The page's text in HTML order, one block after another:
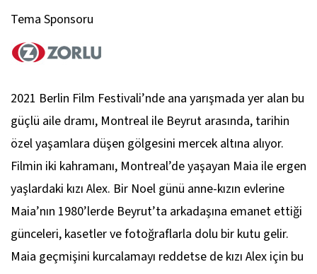
Tema Sponsoru
2021 Berlin Film Festivali’nde ana yarışmada yer alan bu
güçlü aile dramı, Montreal ile Beyrut arasında, tarihin
özel yaşamlara düşen gölgesini mercek altına alıyor.
Filmin iki kahramanı, Montreal’de yaşayan Maia ile ergen
yaşlardaki kızı Alex. Bir Noel günü anne-kızın evlerine
Maia’nın 1980’lerde Beyrut’ta arkadaşına emanet ettiği
günceleri, kasetler ve fotoğraflarla dolu bir kutu gelir.
Maia geçmişini kurcalamayı reddetse de kızı Alex için bu